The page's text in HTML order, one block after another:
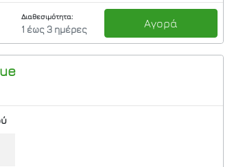
Διαθεσιμότητα:
1 έως 3 ημέρες Αγορά